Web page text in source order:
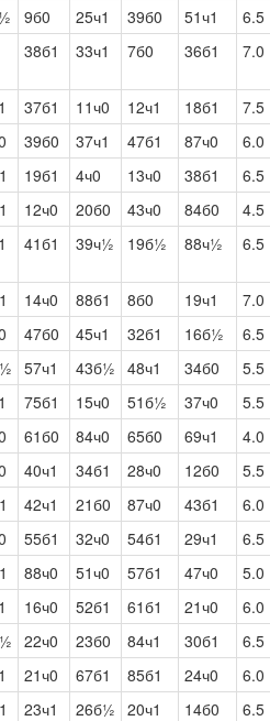
9б0 25ч1 39б0 51ч1 6.5
38б1 33ч1 7б0 36б1 7.0
37б1 11ч0 12ч1 18б1 7.5
39б0 37ч1 47б1 87ч0 6.0
19б1 4ч0 13ч0 38б1 6.5
12ч0 20б0 43ч0 84б0 4.5
41б1 39ч½ 19б½ 88ч½ 6.5
14ч0 88б1 8б0 19ч1 7.0
47б0 45ч1 32б1 16б½ 6.5
57ч1 43б½ 48ч1 34б0 5.5
75б1 15ч0 51б½ 37ч0 5.5
61б0 84ч0 65б0 69ч1 4.0
40ч1 34б1 28ч0 12б0 5.5
42ч1 21б0 87ч0 43б1 6.0
55б1 32ч0 54б1 29ч1 6.5
88ч0 51ч0 57б1 47ч0 5.0
16ч0 52б1 61б1 21ч0 6.0
22ч0 23б0 84ч1 30б1 6.5
21ч0 67б1 85б1 24ч0 6.0
23ч1 26б½ 20ч1 14б0 6.5